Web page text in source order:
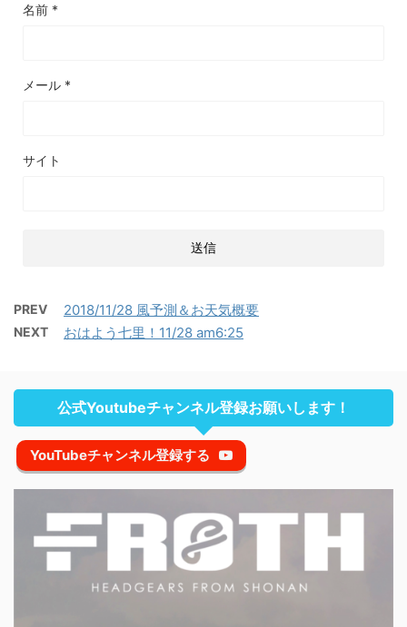
名前 *
メール *
サイト
PREV 2018/11/28 風予測＆お天気概要
NEXT おはよう七里！11/28 am6:25
公式Youtubeチャンネル登録お願いします！
YouTubeチャンネル登録する